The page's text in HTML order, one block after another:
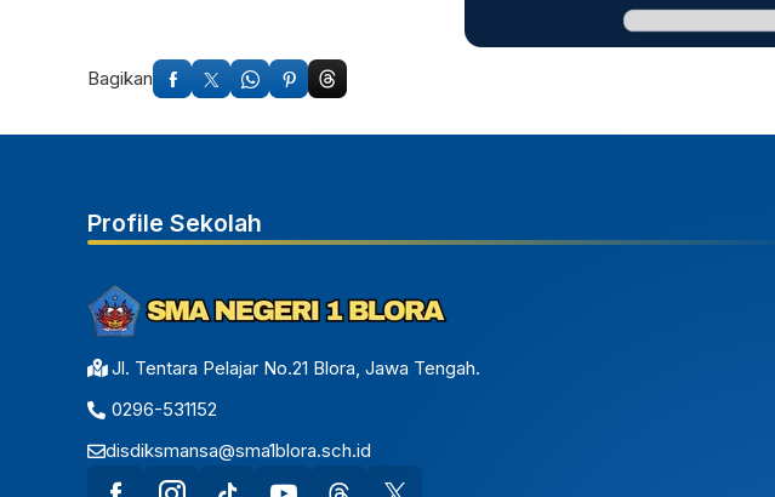
Bagikan
Profile Sekolah
Jl. Tentara Pelajar No.21 Blora, Jawa Tengah.
0296-531152
disdiksmansa@sma1blora.sch.id